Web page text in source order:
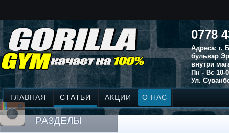
0778
Адреса: г.
бульвар
внутри
Пн - Вс 10-
Ул.
ГЛАВНАЯ СТАТЬИ АКЦИИ О НАС
РАЗДЕЛЫ